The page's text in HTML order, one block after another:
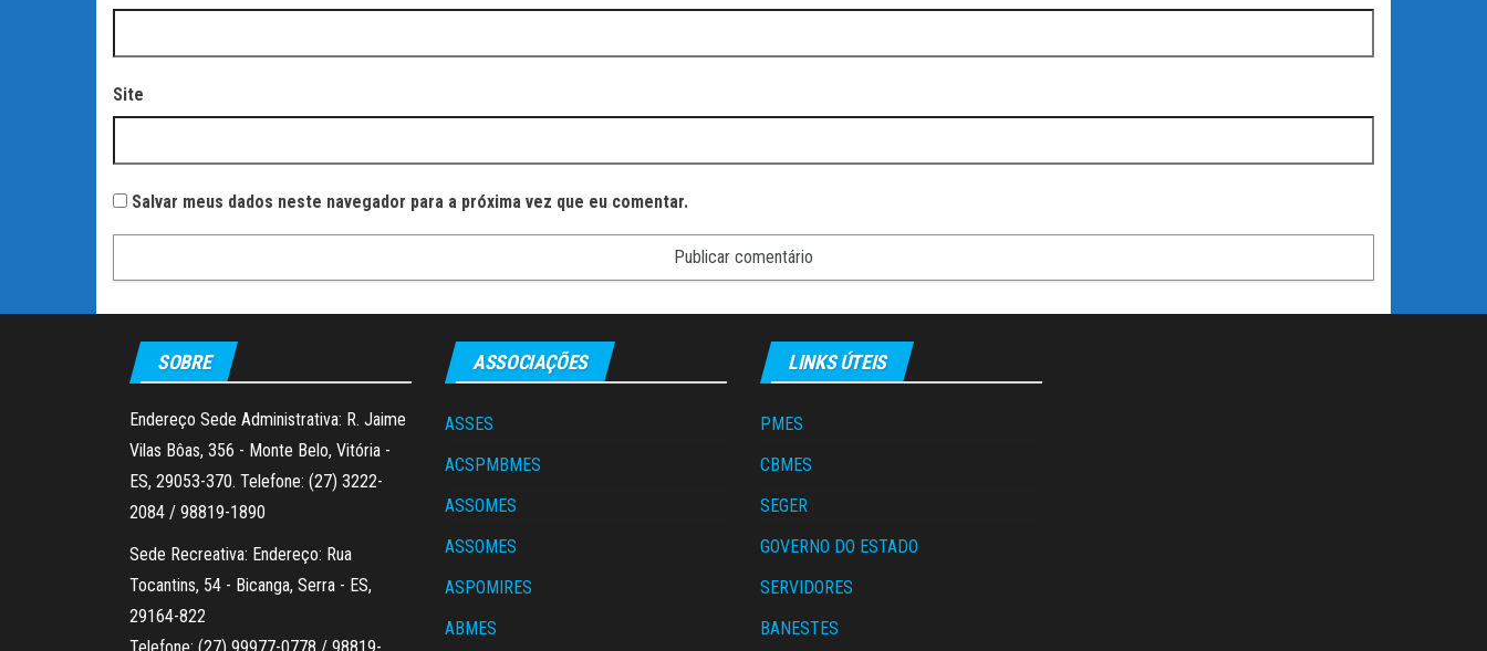
Site
Salvar meus dados neste navegador para a próxima vez que eu comentar.
SOBRE
Endereço Sede Administrativa: R. Jaime
Vilas Bôas, 356 - Monte Belo, Vitória -
ES, 29053-370. Telefone: (27) 3222-
2084 / 98819-1890
Sede Recreativa: Endereço: Rua
Tocantins, 54 - Bicanga, Serra - ES,
29164-822
Telefone: (27) 99977-0778 / 98819-
ASSOCIAÇÕES
ASSES
ACSPMBMES
ASSOMES
ASSOMES
ASPOMIRES
ABMES
LINKS ÚTEIS
PMES
CBMES
SEGER
GOVERNO DO ESTADO
SERVIDORES
BANESTES